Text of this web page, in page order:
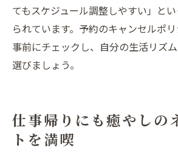
てもスケジュール調整しやすい」と
られています。予約のキャンセルポ
事前にチェックし、自分の生活リズ
選びましょう。
仕事帰りにも癒やしの
トを満喫